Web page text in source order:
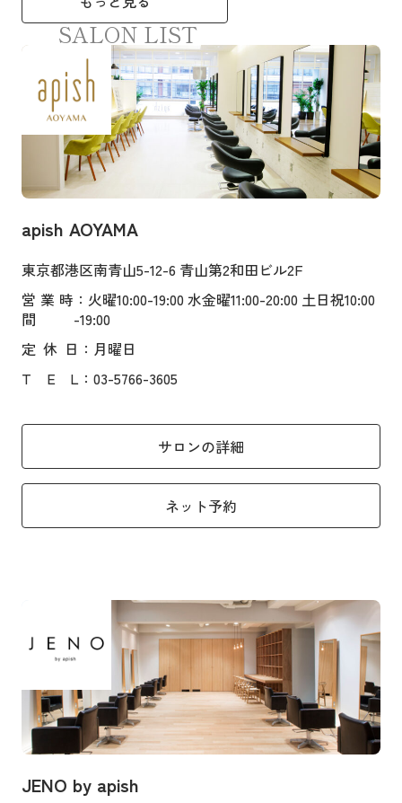
SALON LIST
apish AOYAMA
東京都港区南青山5-12-6 青山第2和田ビル2F
営業時
間
：火曜10:00-19:00 水金曜11:00-20:00 土日祝10:00
-19:00
定 休 日 ：月曜日
T
E L ：03-5766-3605
サロンの詳細
ネット予約
JENO by apish